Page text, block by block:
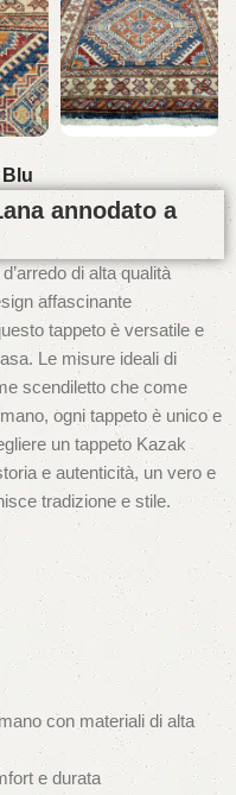
annodato a
di alta qualità
affascinante
tappeto è versatile e
Le misure ideali di
scendiletto che come
ogni tappeto è unico e
un tappeto Kazak
e autenticità, un vero e
tradizione e stile.
con materiali di alta
e durata